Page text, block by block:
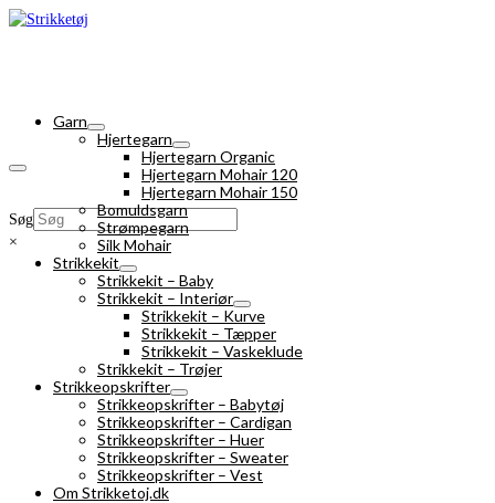
Søg
×
Garn
Hjertegarn
Hjertegarn Organic
Hjertegarn Mohair 120
Hjertegarn Mohair 150
Bomuldsgarn
Strømpegarn
Silk Mohair
Strikkekit
Strikkekit – Baby
Strikkekit – Interiør
Strikkekit – Kurve
Strikkekit – Tæpper
Strikkekit – Vaskeklude
Strikkekit – Trøjer
Strikkeopskrifter
Strikkeopskrifter – Babytøj
Strikkeopskrifter – Cardigan
Strikkeopskrifter – Huer
Strikkeopskrifter – Sweater
Strikkeopskrifter – Vest
Om Strikketoj.dk